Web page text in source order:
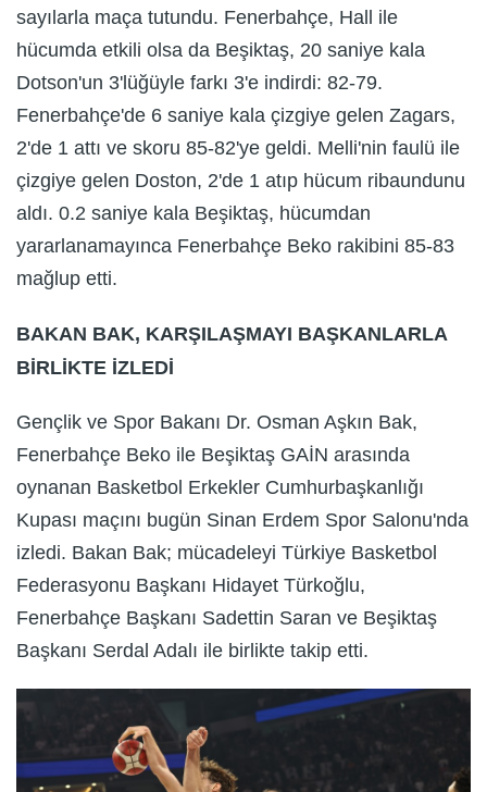
sayılarla maça tutundu. Fenerbahçe, Hall ile
hücumda etkili olsa da Beşiktaş, 20 saniye kala
Dotson'un 3'lüğüyle farkı 3'e indirdi: 82-79.
Fenerbahçe'de 6 saniye kala çizgiye gelen Zagars,
2'de 1 attı ve skoru 85-82'ye geldi. Melli'nin faulü ile
çizgiye gelen Doston, 2'de 1 atıp hücum ribaundunu
aldı. 0.2 saniye kala Beşiktaş, hücumdan
yararlanamayınca Fenerbahçe Beko rakibini 85-83
mağlup etti.
BAKAN BAK, KARŞILAŞMAYI BAŞKANLARLA
BİRLİKTE İZLEDİ
Gençlik ve Spor Bakanı Dr. Osman Aşkın Bak,
Fenerbahçe Beko ile Beşiktaş GAİN arasında
oynanan Basketbol Erkekler Cumhurbaşkanlığı
Kupası maçını bugün Sinan Erdem Spor Salonu'nda
izledi. Bakan Bak; mücadeleyi Türkiye Basketbol
Federasyonu Başkanı Hidayet Türkoğlu,
Fenerbahçe Başkanı Sadettin Saran ve Beşiktaş
Başkanı Serdal Adalı ile birlikte takip etti.